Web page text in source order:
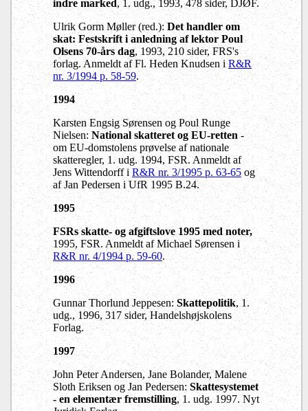
indre marked, 1. udg., 1993, 478 sider, DJØF.
Ulrik Gorm Møller (red.):Det handler om
skat: Festskrift i anledning af lektor Poul
Olsens 70-års dag, 1993, 210 sider, FRS's
forlag. Anmeldt af Fl. Heden Knudsen iR&R
nr. 3/1994 p. 58-59.
1994
Karsten Engsig Sørensen og Poul Runge
Nielsen: National skatteret og EU-retten-
om EU-domstolens prøvelse af nationale
skatteregler, 1. udg. 1994, FSR. Anmeldt af
Jens Wittendorff iR&R nr. 3/1995 p. 63-65 og
af Jan Pedersen i UfR 1995 B.24.
1995
FSRs skatte- og afgiftslove 1995 med noter,
1995, FSR. Anmeldt af Michael Sørensen i
R&R nr. 4/1994 p. 59-60.
1996
Gunnar Thorlund Jeppesen: Skattepolitik, 1.
udg., 1996, 317 sider, Handelshøjskolens
Forlag.
1997
John Peter Andersen, Jane Bolander, Malene
Sloth Eriksen og Jan Pedersen:Skattesystemet
- en elementær fremstilling, 1. udg. 1997. Nyt